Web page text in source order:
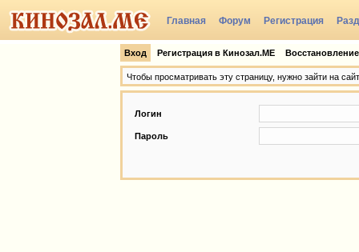
Главная Форум Регистрация
Вход Регистрация в Кинозал.МЕ
Чтобы просматривать эту страницу, нужно зайти на сайт
Логин
Пароль